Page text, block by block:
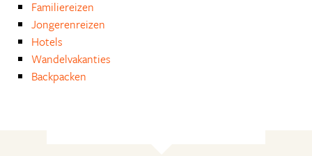
Familiereizen
Jongerenreizen
Hotels
Wandelvakanties
Backpacken